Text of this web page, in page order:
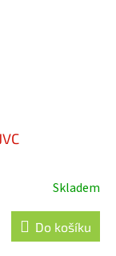
Skladem
Do košíku